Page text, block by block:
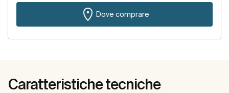
Dove comprare
Caratteristiche tecniche